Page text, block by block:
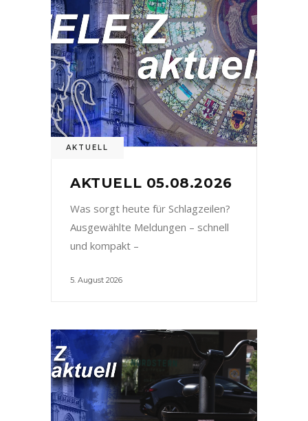
AKTUELL
AKTUELL 05.08.2026
Was sorgt heute für Schlagzeilen?
Ausgewählte Meldungen – schnell
und kompakt –
5. August 2026